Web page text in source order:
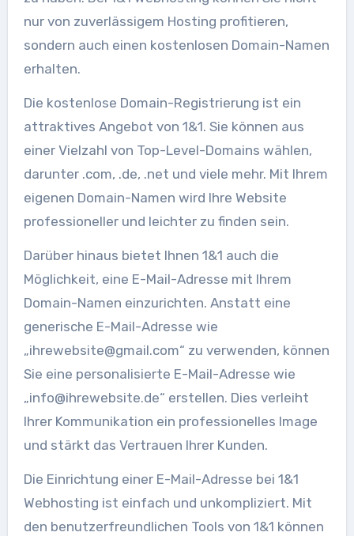
nur von zuverlässigem Hosting profitieren,
sondern auch einen kostenlosen Domain-Namen
erhalten.
Die kostenlose Domain-Registrierung ist ein
attraktives Angebot von 1&1. Sie können aus
einer Vielzahl von Top-Level-Domains wählen,
darunter .com, .de, .net und viele mehr. Mit Ihrem
eigenen Domain-Namen wird Ihre Website
professioneller und leichter zu finden sein.
Darüber hinaus bietet Ihnen 1&1 auch die
Möglichkeit, eine E-Mail-Adresse mit Ihrem
Domain-Namen einzurichten. Anstatt eine
generische E-Mail-Adresse wie
„ihrewebsite@gmail.com“ zu verwenden, können
Sie eine personalisierte E-Mail-Adresse wie
„info@ihrewebsite.de“ erstellen. Dies verleiht
Ihrer Kommunikation ein professionelles Image
und stärkt das Vertrauen Ihrer Kunden.
Die Einrichtung einer E-Mail-Adresse bei 1&1
Webhosting ist einfach und unkompliziert. Mit
den benutzerfreundlichen Tools von 1&1 können